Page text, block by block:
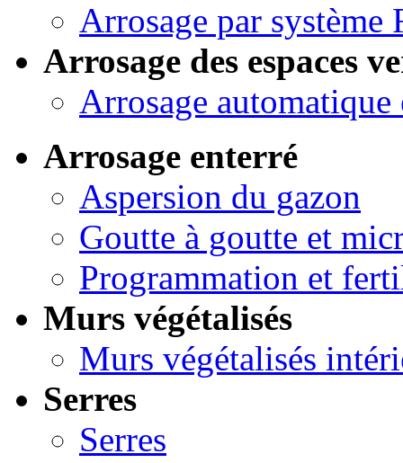
Arrosage par système
Arrosage des espaces
Arrosage automatique
Arrosage enterré
Aspersion du gazon
Goutte à goutte et
Programmation et
Murs végétalisés
Murs végétalisés
Serres
Serres